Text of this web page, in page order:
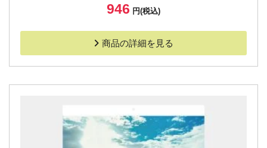
946 円(税込)
商品の詳細を見る